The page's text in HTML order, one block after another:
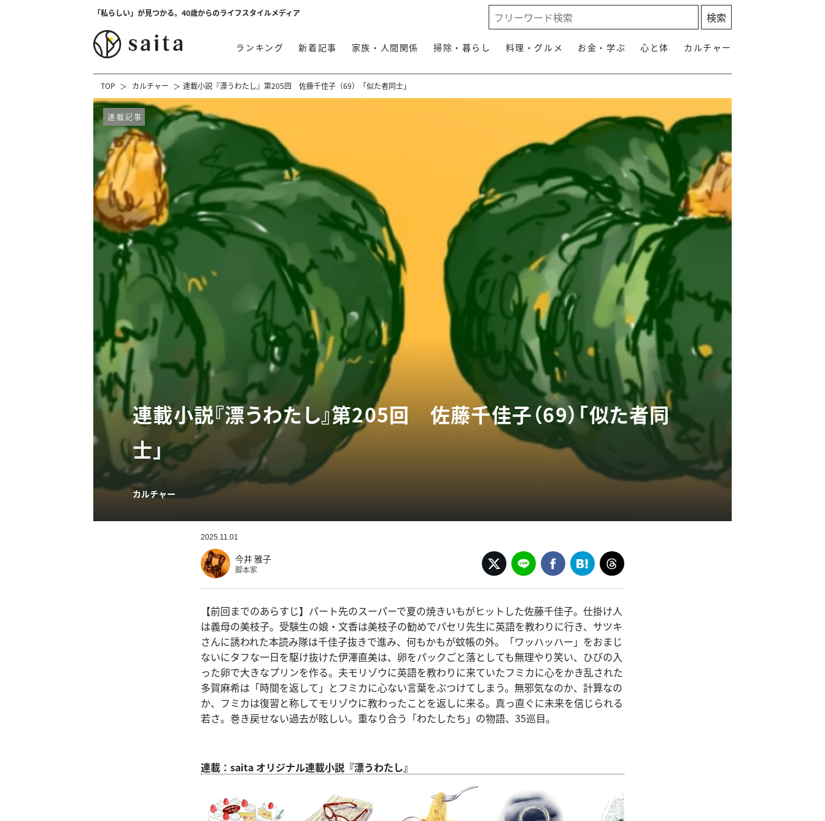
「私らしい」が見つかる。40歳からのライフスタイルメディア
ランキング 新着記事 家族・人間関係 掃除・暮らし 料理・グルメ お金・学ぶ 心と体 カルチャー
TOP カルチャー 連載小説『漂うわたし』第205回 佐藤千佳子（69）「似た者同士」
連載記事
連載小説『漂うわたし』第205回 佐藤千佳子（69）「似た者同
士」
カルチャー
2025.11.01
今井 雅子
脚本家
【前回までのあらすじ】パート先のスーパーで夏の焼きいもがヒットした佐藤千佳子。仕掛け人
は義母の美枝子。受験生の娘・文香は美枝子の勧めでパセリ先生に英語を教わりに行き、サツキ
さんに誘われた本読み隊は千佳子抜きで進み、何もかもが蚊帳の外。「ワッハッハー」をおまじ
ないにタフな一日を駆け抜けた伊澤直美は、卵をパックごと落としても無理やり笑い、ひびの入
った卵で大きなプリンを作る。夫モリゾウに英語を教わりに来ていたフミカに心をかき乱された
多賀麻希は「時間を返して」とフミカに心ない言葉をぶつけてしまう。無邪気なのか、計算なの
か、フミカは復習と称してモリゾウに教わったことを返しに来る。真っ直ぐに未来を信じられる
若さ。巻き戻せない過去が眩しい。重なり合う「わたしたち」の物語、35巡目。
連載：saita オリジナル連載小説『漂うわたし』